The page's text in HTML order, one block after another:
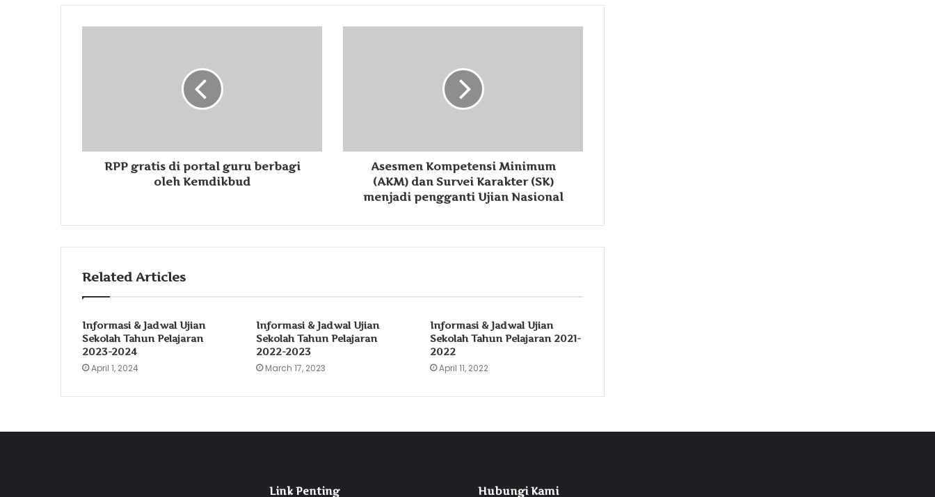
RPP gratis di portal guru berbagi
oleh Kemdikbud
Asesmen Kompetensi Minimum
(AKM) dan Survei Karakter (SK)
menjadi pengganti Ujian Nasional
Related Articles
Informasi & Jadwal Ujian
Sekolah Tahun Pelajaran
2023-2024
April 1, 2024
Informasi & Jadwal Ujian
Sekolah Tahun Pelajaran
2022-2023
March 17, 2023
Informasi & Jadwal Ujian
Sekolah Tahun Pelajaran 2021-
2022
April 11, 2022
Link Penting Hubungi Kami